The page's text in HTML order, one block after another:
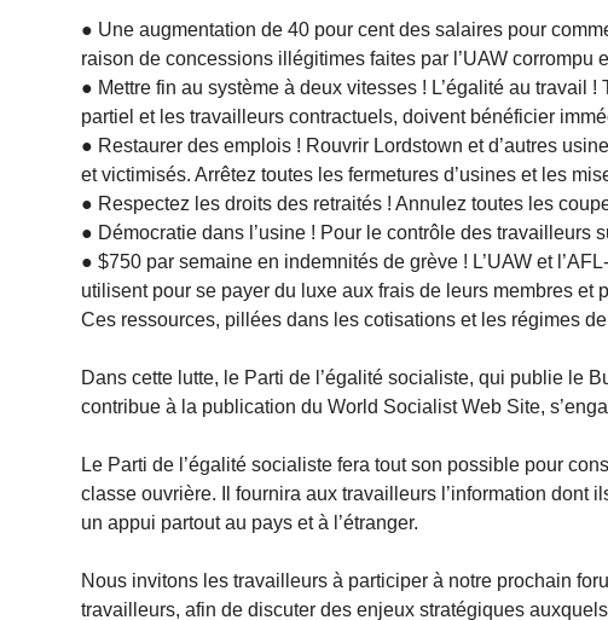
● Une augmentation de 40 pour cent des salaires pour
raison de concessions illégitimes faites par l’UAW corrompu
● Mettre fin au système à deux vitesses ! L’égalité au travail
partiel et les travailleurs contractuels, doivent bénéficier
● Restaurer des emplois ! Rouvrir Lordstown et d’autres
et victimisés. Arrêtez toutes les fermetures d’usines et les
● Respectez les droits des retraités ! Annulez toutes les
● Démocratie dans l’usine ! Pour le contrôle des travailleurs
● $750 par semaine en indemnités de grève ! L’UAW et
utilisent pour se payer du luxe aux frais de leurs membres
Ces ressources, pillées dans les cotisations et les régimes
Dans cette lutte, le Parti de l’égalité socialiste, qui publie le
contribue à la publication du World Socialist Web Site,
Le Parti de l’égalité socialiste fera tout son possible pour
classe ouvrière. Il fournira aux travailleurs l’information dont
un appui partout au pays et à l’étranger.
Nous invitons les travailleurs à participer à notre prochain
travailleurs, afin de discuter des enjeux stratégiques